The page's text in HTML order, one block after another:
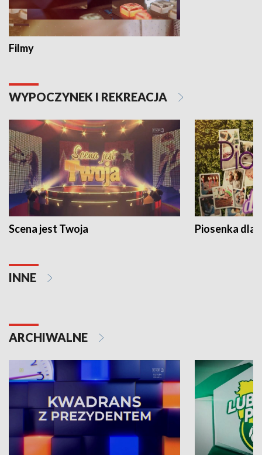
Filmy
WYPOCZYNEK I REKREACJA
Scena jest Twoja Piosenka dla
INNE
ARCHIWALNE